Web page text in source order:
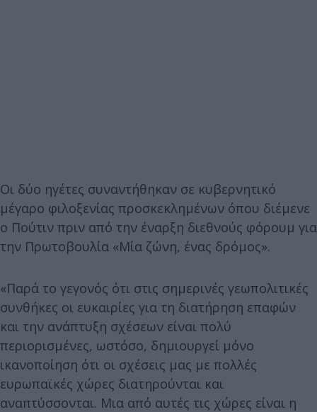
Οι δύο ηγέτες συναντήθηκαν σε κυβερνητικό
μέγαρο φιλοξενίας προσκεκλημένων όπου διέμενε
ο Πούτιν πριν από την έναρξη διεθνούς φόρουμ για
την Πρωτοβουλία «Μία ζώνη, ένας δρόμος».
«Παρά το γεγονός ότι στις σημερινές γεωπολιτικές
συνθήκες οι ευκαιρίες για τη διατήρηση επαφών
και την ανάπτυξη σχέσεων είναι πολύ
περιορισμένες, ωστόσο, δημιουργεί μόνο
ικανοποίηση ότι οι σχέσεις μας με πολλές
ευρωπαϊκές χώρες διατηρούνται και
αναπτύσσονται. Μια από αυτές τις χώρες είναι η